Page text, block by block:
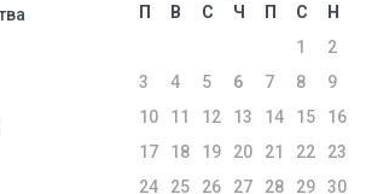
П В С Ч П С
Н
1
2
3
4 5 6 7 8
9
10
11 12 13 14 15
16
17
18 19 20 21 22
23
24
25 26 27 28 29
30